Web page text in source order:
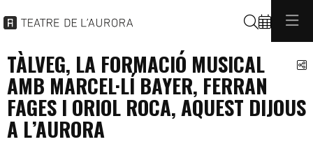
Buscar
TÀLVEG, LA FORMACIÓ MUSICAL
AMB MARCEL·LÍ BAYER, FERRAN
FAGES I ORIOL ROCA, AQUEST DIJOUS
A L’AURORA